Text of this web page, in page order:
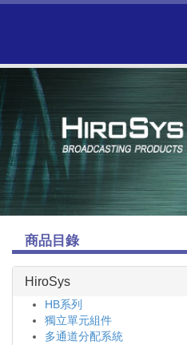
商品目錄
HiroSys
HB系列
獨立單元組件
多通道分配系統